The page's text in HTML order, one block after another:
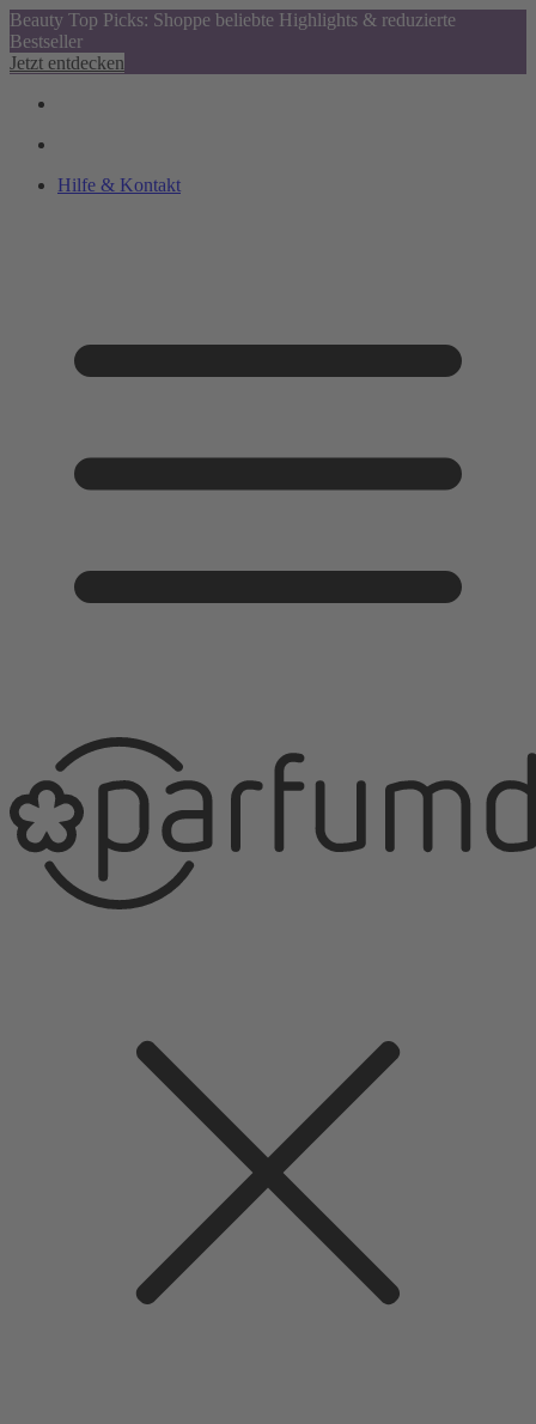
Beauty Top Picks: Shoppe beliebte Highlights & reduzierte
Bestseller
Jetzt entdecken
Hilfe & Kontakt